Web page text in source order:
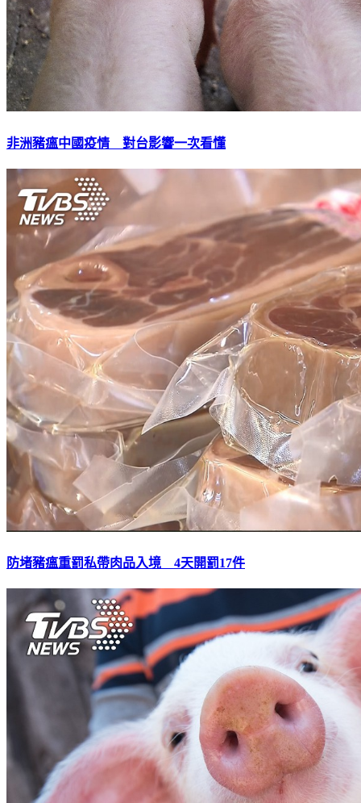
非洲豬瘟中國疫情 對台影響一次看懂
防堵豬瘟重罰私帶肉品入境 4天開罰17件